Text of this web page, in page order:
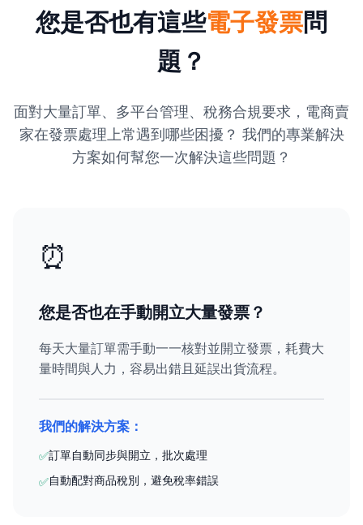
您是否也有這些電子發票問
題？
面對大量訂單、多平台管理、稅務合規要求，電商賣
家在發票處理上常遇到哪些困擾？ 我們的專業解決
方案如何幫您一次解決這些問題？
⏰
您是否也在手動開立大量發票？
每天大量訂單需手動一一核對並開立發票，耗費大
量時間與人力，容易出錯且延誤出貨流程。
我們的解決方案：
✅訂單自動同步與開立，批次處理
✅自動配對商品稅別，避免稅率錯誤